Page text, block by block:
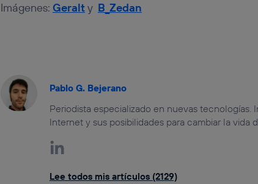
Imágenes: Geralty B_Zedan
Pablo G. Bejerano
Periodista especializado en nuevas
Internet y sus posibilidades para cambiar la vida
Lee todos mis artículos (2129)